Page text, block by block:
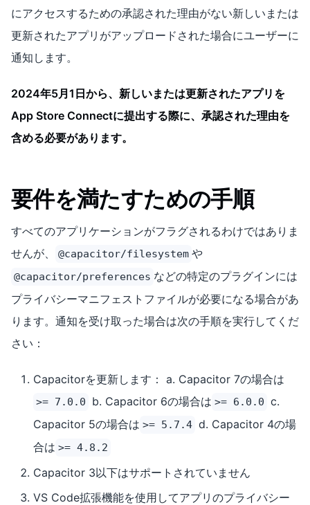
にアクセスするための承認された理由がない新しいまたは
更新されたアプリがアップロードされた場合にユーザーに
通知します。
2024年5月1日から、新しいまたは更新されたアプリを
App Store Connectに提出する際に、承認された理由を
含める必要があります。
要件を満たすための手順
すべてのアプリケーションがフラグされるわけではありま
せんが、
@capacitor/filesystem や
@capacitor/preferences などの特定のプラグインには
プライバシーマニフェストファイルが必要になる場合があ
ります。通知を受け取った場合は次の手順を実行してくだ
さい：
Capacitorを更新します： a. Capacitor 7の場合は
>= 7.0.0 b. Capacitor 6の場合は >= 6.0.0 c.
Capacitor 5の場合は >= 5.7.4 d. Capacitor 4の場
合は >= 4.8.2
Capacitor 3以下はサポートされていません
VS Code拡張機能を使用してアプリのプライバシー